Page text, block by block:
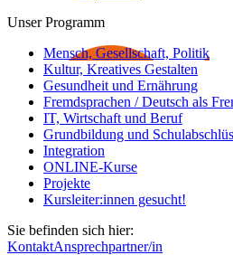
Unser Programm
Mensch, Gesellschaft, Politik
Kultur, Kreatives Gestalten
Gesundheit und Ernährung
Fremdsprachen / Deutsch als
IT, Wirtschaft und Beruf
Grundbildung und
Integration
ONLINE-Kurse
Projekte
Kursleiter:innen gesucht!
Sie befinden sich hier:
KontaktAnsprechpartner/in